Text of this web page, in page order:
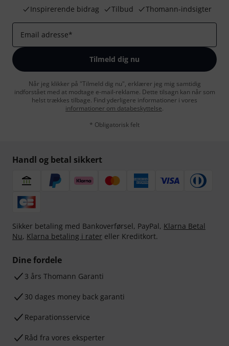
Inspirerende bidrag
Tilbud Thomann-indsigter
Email adresse*
Tilmeld dig nu
Når jeg klikker på "Tilmeld dig nu", erklærer jeg mig samtidig
indforstået med at modtage e-mail-reklame. Dette tilsagn kan når som
helst trækkes tilbage. Find yderligere informationer i vores
informationer om databeskyttelse.
* Obligatorisk felt
Handl og betal sikkert
Sikker betaling med Bankoverførsel, PayPal, Klarna Betal
Nu, Klarna betaling i rater eller Kreditkort.
Dine fordele
3 års Thomann Garanti
30 dages money back garanti
Reparationsservice
Råd fra vores eksperter